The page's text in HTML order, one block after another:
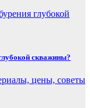
скважины?